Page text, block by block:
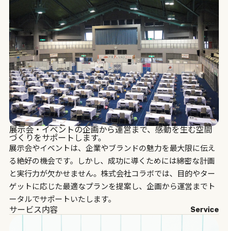
展示会・イベントの企画から運営まで、感動を生む空間
づくりをサポートします。
展示会やイベントは、企業やブランドの魅力を最大限に伝え
る絶好の機会です。しかし、成功に導くためには綿密な計画
と実行力が欠かせません。株式会社コラボでは、目的やター
ゲットに応じた最適なプランを提案し、企画から運営までト
ータルでサポートいたします。
サービス内容 Service